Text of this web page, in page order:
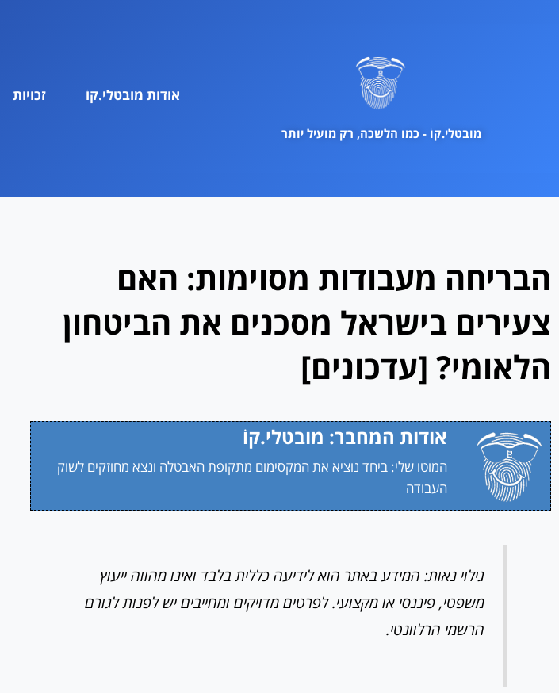
מובטלי.קוֹ - כמו הלשכה, רק מועיל יותר
אודות מובטלי.קוֹ זכויות
הבריחה מעבודות מסוימות: האם
צעירים בישראל מסכנים את הביטחון
הלאומי? [עדכונים]
אודות המחבר: מובטלי.קוֹ
המוטו שלי: ביחד נוציא את המקסימום מתקופת האבטלה ונצא מחוזקים לשוק
העבודה
גילוי נאות: המידע באתר הוא לידיעה כללית בלבד ואינו מהווה ייעוץ
משפטי, פיננסי או מקצועי. לפרטים מדויקים ומחייבים יש לפנות לגורם
הרשמי הרלוונטי.